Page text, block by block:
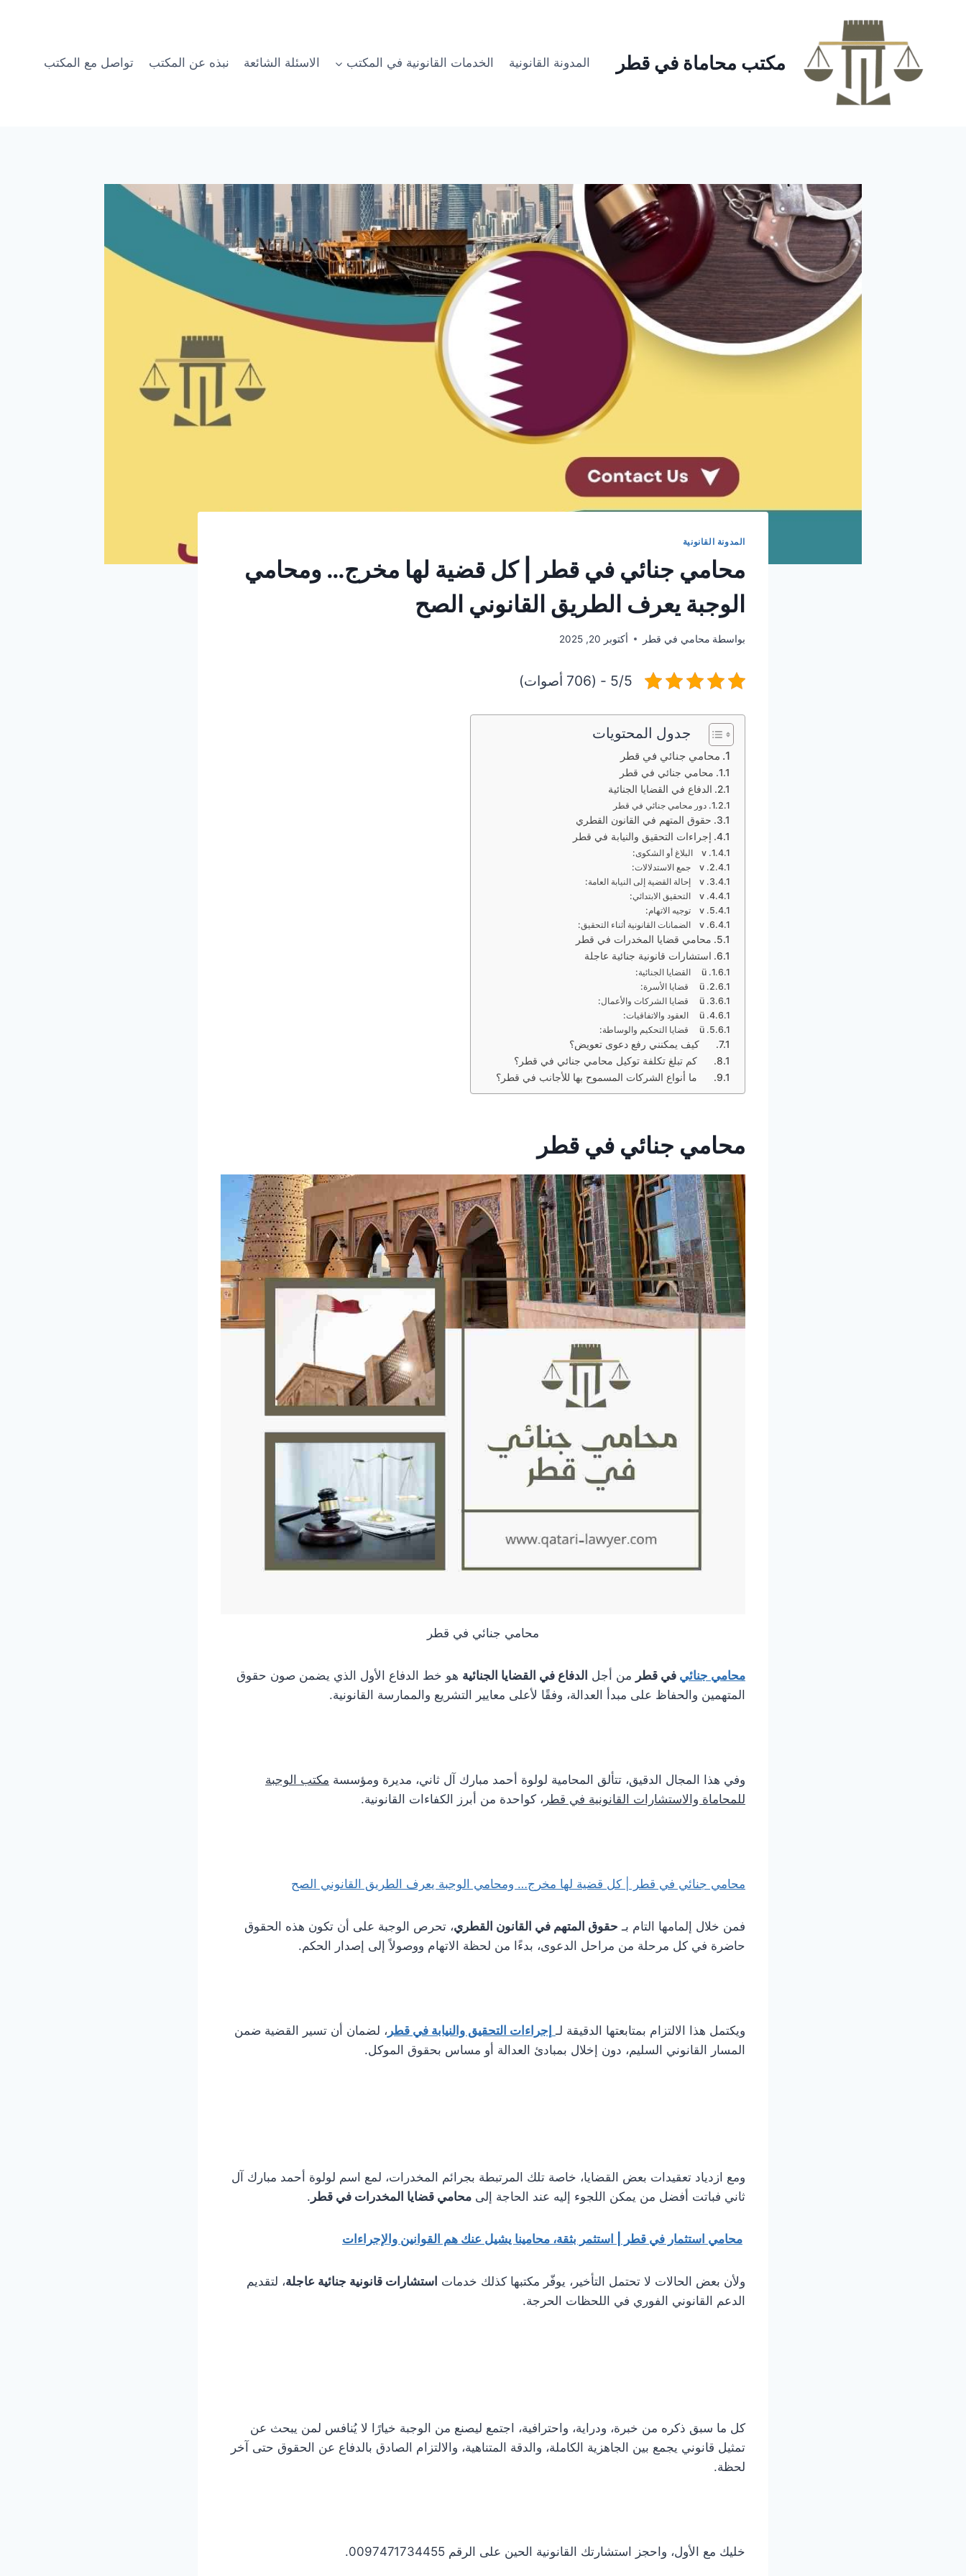
مكتب محاماة في قطر المدونة القانونية الخدمات القانونية في المكتب الاسئلة الشائعة نبذه عن المكتب تواصل مع المكتب
المدونة القانونية
محامي جنائي في قطر | كل قضية لها مخرج… ومحامي
الوجبة يعرف الطريق القانوني الصح
بواسطة محامي في قطر أكتوبر 20, 2025
5/5 - (706 أصوات)
جدول المحتويات
محامي جنائي في قطر
محامي جنائي في قطر
الدفاع في القضايا الجنائية
دور محامي جنائي في قطر
حقوق المتهم في القانون القطري
إجراءات التحقيق والنيابة في قطر
v البلاغ أو الشكوى:
v جمع الاستدلالات:
v إحالة القضية إلى النيابة العامة:
v التحقيق الابتدائي:
v توجيه الاتهام:
v الضمانات القانونية أثناء التحقيق:
محامي قضايا المخدرات في قطر
استشارات قانونية جنائية عاجلة
ü القضايا الجنائية:
ü قضايا الأسرة:
ü قضايا الشركات والأعمال:
ü العقود والاتفاقيات:
ü قضايا التحكيم والوساطة:
كيف يمكنني رفع دعوى تعويض؟
كم تبلغ تكلفة توكيل محامي جنائي في قطر؟
ما أنواع الشركات المسموح بها للأجانب في قطر؟
محامي جنائي في قطر
محامي جنائي في قطر
محامي جنائي في قطر من أجل الدفاع في القضايا الجنائية هو خط الدفاع الأول الذي يضمن صون حقوق
المتهمين والحفاظ على مبدأ العدالة، وفقًا لأعلى معايير التشريع والممارسة القانونية.
وفي هذا المجال الدقيق، تتألق المحامية لولوة أحمد مبارك آل ثاني، مديرة ومؤسسة مكتب الوجبة
للمحاماة والاستشارات القانونية في قطر ، كواحدة من أبرز الكفاءات القانونية.
محامي جنائي في قطر | كل قضية لها مخرج… ومحامي الوجبة يعرف الطريق القانوني الصح
فمن خلال إلمامها التام بـ حقوق المتهم في القانون القطري، تحرص الوجبة على أن تكون هذه الحقوق
حاضرة في كل مرحلة من مراحل الدعوى، بدءًا من لحظة الاتهام ووصولاً إلى إصدار الحكم.
ويكتمل هذا الالتزام بمتابعتها الدقيقة لـ إجراءات التحقيق والنيابة في قطر ، لضمان أن تسير القضية ضمن
المسار القانوني السليم، دون إخلال بمبادئ العدالة أو مساس بحقوق الموكل.
ومع ازدياد تعقيدات بعض القضايا، خاصة تلك المرتبطة بجرائم المخدرات، لمع اسم لولوة أحمد مبارك آل
ثاني فباتت أفضل من يمكن اللجوء إليه عند الحاجة إلى محامي قضايا المخدرات في قطر .
محامي استثمار في قطر | استثمر بثقة، محامينا يشيل عنك هم القوانين والإجراءات
ولأن بعض الحالات لا تحتمل التأخير، يوفّر مكتبها كذلك خدمات استشارات قانونية جنائية عاجلة، لتقديم
الدعم القانوني الفوري في اللحظات الحرجة.
كل ما سبق ذكره من خبرة، ودراية، واحترافية، اجتمع ليصنع من الوجبة خيارًا لا يُنافس لمن يبحث عن
تمثيل قانوني يجمع بين الجاهزية الكاملة، والدقة المتناهية، والالتزام الصادق بالدفاع عن الحقوق حتى آخر
لحظة.
خليك مع الأول، واحجز استشارتك القانونية الحين على الرقم 0097471734455.